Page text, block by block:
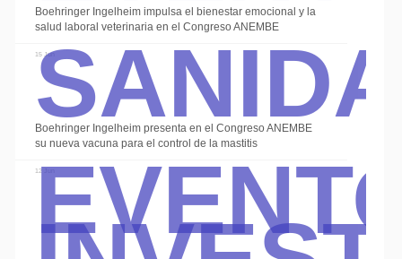
Boehringer Ingelheim impulsa el bienestar emocional y la
salud laboral veterinaria en el Congreso ANEMBE
15 Jun
Boehringer Ingelheim presenta en el Congreso ANEMBE
su nueva vacuna para el control de la mastitis
12 Jun